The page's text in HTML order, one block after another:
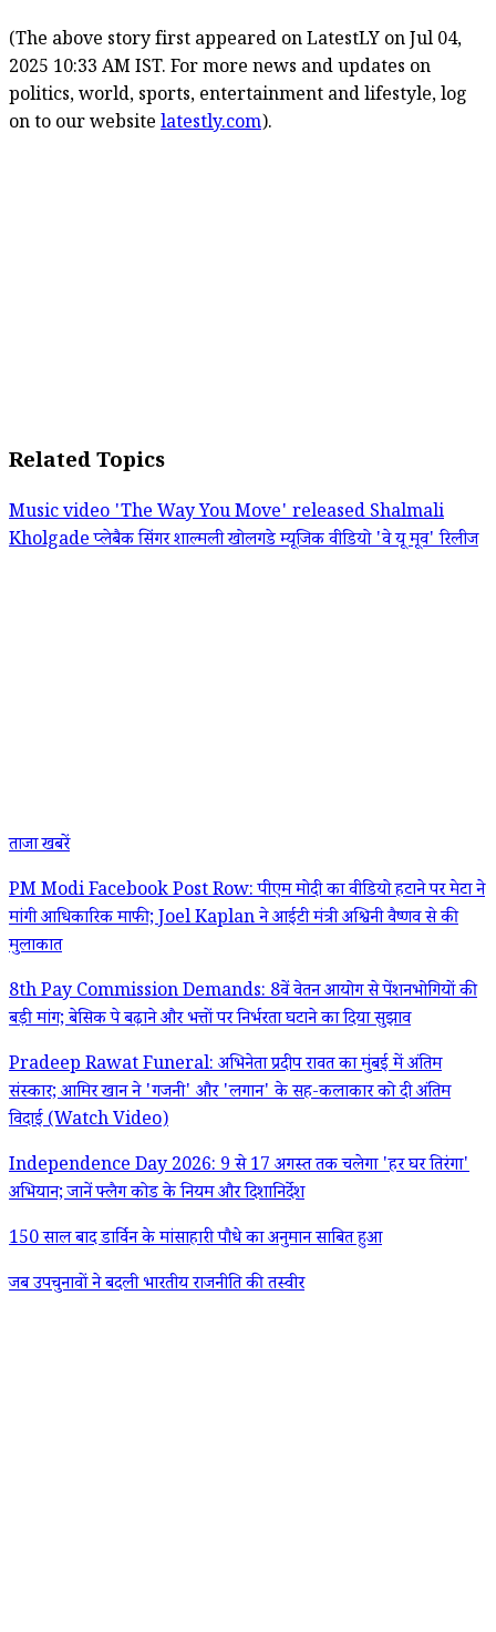
(The above story first appeared on LatestLY on Jul 04,
2025 10:33 AM IST. For more news and updates on
politics, world, sports, entertainment and lifestyle, log
on to our website latestly.com).
Related Topics
Music video 'The Way You Move' releasedShalmali
Kholgadeप्लेबैक सिंगर शाल्मली खोलगडेम्यूजिक वीडियो 'वे यू मूव' रिलीज
ताजा खबरें
PM Modi Facebook Post Row: पीएम मोदी का वीडियो हटाने पर मेटा ने
मांगी आधिकारिक माफी; Joel Kaplan ने आईटी मंत्री अश्विनी वैष्णव से की
मुलाकात
8th Pay Commission Demands: 8वें वेतन आयोग से पेंशनभोगियों की
बड़ी मांग; बेसिक पे बढ़ाने और भत्तों पर निर्भरता घटाने का दिया सुझाव
Pradeep Rawat Funeral: अभिनेता प्रदीप रावत का मुंबई में अंतिम
संस्कार; आमिर खान ने 'गजनी' और 'लगान' के सह-कलाकार को दी अंतिम
विदाई (Watch Video)
Independence Day 2026: 9 से 17 अगस्त तक चलेगा 'हर घर तिरंगा'
अभियान; जानें फ्लैग कोड के नियम और दिशानिर्देश
150 साल बाद डार्विन के मांसाहारी पौधे का अनुमान साबित हुआ
जब उपचुनावों ने बदली भारतीय राजनीति की तस्वीर